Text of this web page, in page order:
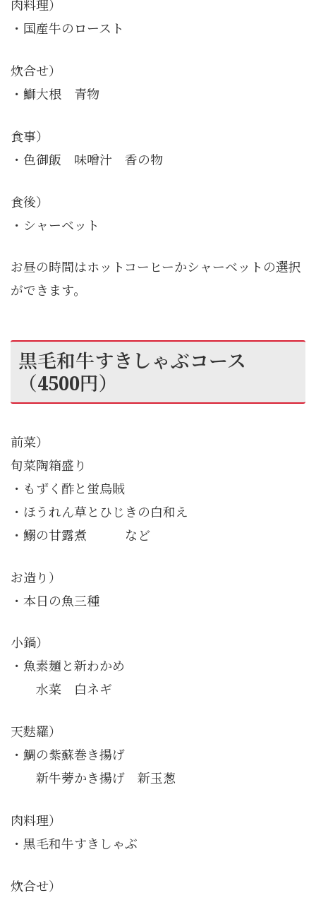
肉料理）
・国産牛のロースト
炊合せ）
・鰤大根 青物
食事）
・色御飯 味噌汁 香の物
食後）
・シャーベット
お昼の時間はホットコーヒーかシャーベットの選択
ができます。
黒毛和牛すきしゃぶコース
（4500円）
前菜）
旬菜陶箱盛り
・もずく酢と蛍烏賊
・ほうれん草とひじきの白和え
・鰯の甘露煮 など
お造り）
・本日の魚三種
小鍋）
・魚素麺と新わかめ
水菜 白ネギ
天麩羅）
・鯛の紫蘇巻き揚げ
新牛蒡かき揚げ 新玉葱
肉料理）
・黒毛和牛すきしゃぶ
炊合せ）